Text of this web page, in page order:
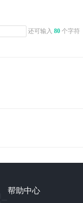
还可输入 80 个字符
帮助中心